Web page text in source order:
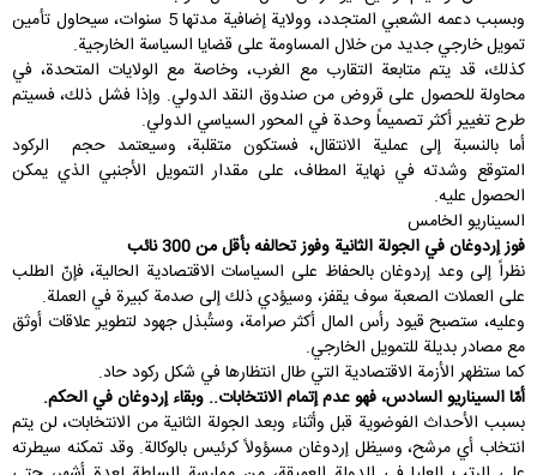
وبسبب دعمه الشعبي المتجدد، وولاية إضافية مدتها 5 سنوات، سيحاول تأمين
تمويل خارجي جديد من خلال المساومة على قضايا السياسة الخارجية.
كذلك، قد يتم متابعة التقارب مع الغرب، وخاصة مع الولايات المتحدة، في
محاولة للحصول على قروض من صندوق النقد الدولي. وإذا فشل ذلك، فسيتم
طرح تغيير أكثر تصميماً وحدة في المحور السياسي الدولي.
أما بالنسبة إلى عملية الانتقال، فستكون متقلبة، وسيعتمد حجم الركود
المتوقع وشدته في نهاية المطاف، على مقدار التمويل الأجنبي الذي يمكن
الحصول عليه.
السيناريو الخامس
فوز إردوغان في الجولة الثانية وفوز تحالفه بأقل من 300 نائب
نظراً إلى وعد إردوغان بالحفاظ على السياسات الاقتصادية الحالية، فإنّ الطلب
على العملات الصعبة سوف يقفز، وسيؤدي ذلك إلى صدمة كبيرة في العملة.
وعليه، ستصبح قيود رأس المال أكثر صرامة، وستُبذل جهود لتطوير علاقات أوثق
مع مصادر بديلة للتمويل الخارجي.
كما ستظهر الأزمة الاقتصادية التي طال انتظارها في شكل ركود حاد.
أمّا السيناريو السادس، فهو عدم إتمام الانتخابات.. وبقاء إردوغان في الحكم.
بسبب الأحداث الفوضوية قبل وأثناء وبعد الجولة الثانية من الانتخابات، لن يتم
انتخاب أي مرشح، وسيظل إردوغان مسؤولاً كرئيس بالوكالة. وقد تمكنه سيطرته